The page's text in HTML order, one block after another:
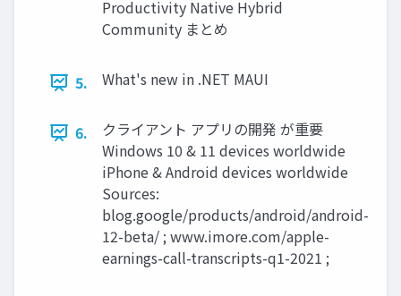
Productivity Native Hybrid
Community まとめ
5. What's new in .NET MAUI
6.
クライアント アプリの開発 が重要
Windows 10 & 11 devices worldwide
iPhone & Android devices worldwide
Sources:
blog.google/products/android/android-
12-beta/ ; www.imore.com/apple-
earnings-call-transcripts-q1-2021 ;